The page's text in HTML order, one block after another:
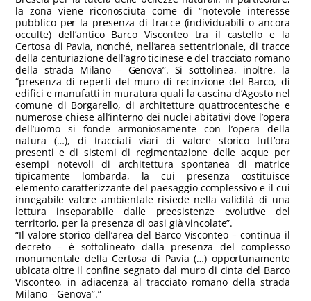
la zona viene riconosciuta come di “notevole interesse
pubblico per la presenza di tracce (individuabili o ancora
occulte) dell’antico Barco Visconteo tra il castello e la
Certosa di Pavia, nonché, nell’area settentrionale, di tracce
della centuriazione dell’agro ticinese e del tracciato romano
della strada Milano – Genova”. Si sottolinea, inoltre, la
“presenza di reperti del muro di recinzione del Barco, di
edifici e manufatti in muratura quali la cascina d’Agosto nel
comune di Borgarello, di architetture quattrocentesche e
numerose chiese all’interno dei nuclei abitativi dove l’opera
dell’uomo si fonde armoniosamente con l’opera della
natura (…), di tracciati viari di valore storico tutt’ora
presenti e di sistemi di regimentazione delle acque per
esempi notevoli di architettura spontanea di matrice
tipicamente lombarda, la cui presenza costituisce
elemento caratterizzante del paesaggio complessivo e il cui
innegabile valore ambientale risiede nella validità di una
lettura inseparabile dalle preesistenze evolutive del
territorio, per la presenza di oasi già vincolate”.
“Il valore storico dell’area del Barco Visconteo – continua il
decreto – è sottolineato dalla presenza del complesso
monumentale della Certosa di Pavia (…) opportunamente
ubicata oltre il confine segnato dal muro di cinta del Barco
Visconteo, in adiacenza al tracciato romano della strada
Milano – Genova”.”